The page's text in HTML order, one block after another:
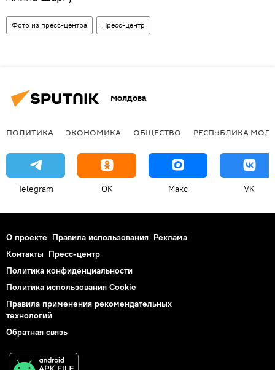
Фото из пресс-центра Пресс-центр
Молдова
ПОЛИТИКА ЭКОНОМИКА ОБЩЕСТВО РЕСПУБЛИКА
Telegram OK Макс VK
О проекте Правила использования Реклама
Контакты Пресс-центр
Политика конфиденциальности
Политика использования Cookie
Правила применения рекомендательных
технологий
Обратная связь